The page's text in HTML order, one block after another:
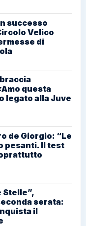
successo
Velico
di
questa
legato alla Juve
de Giorgio: “Le
pesanti. Il test
Stelle”,
serata:
il